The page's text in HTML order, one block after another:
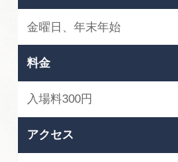
金曜日、年末年始
料金
入場料300円
アクセス